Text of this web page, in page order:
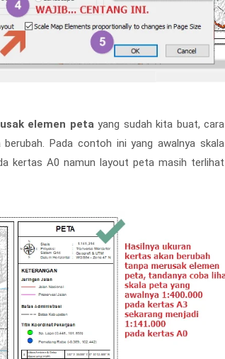
elemen petayang sudah kita buat, cara
Pada contoh ini yang awalnya skala
kertas A0 namun layout peta masih terlihat